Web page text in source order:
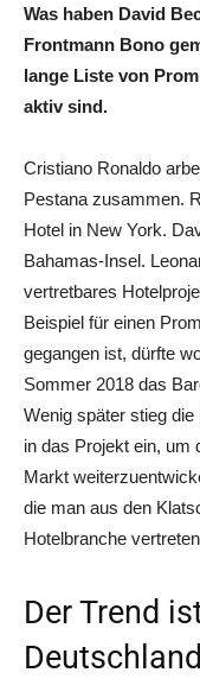
Was haben David
Frontmann Bono
lange Liste von
aktiv sind.
Cristiano Ronaldo
Pestana zusammen.
Hotel in New York.
Bahamas-Insel.
vertretbares
Beispiel für einen
gegangen ist, dürfte
Sommer 2018 das
Wenig später stieg
in das Projekt ein, um
Markt
die man aus den
Hotelbranche
Der Trend